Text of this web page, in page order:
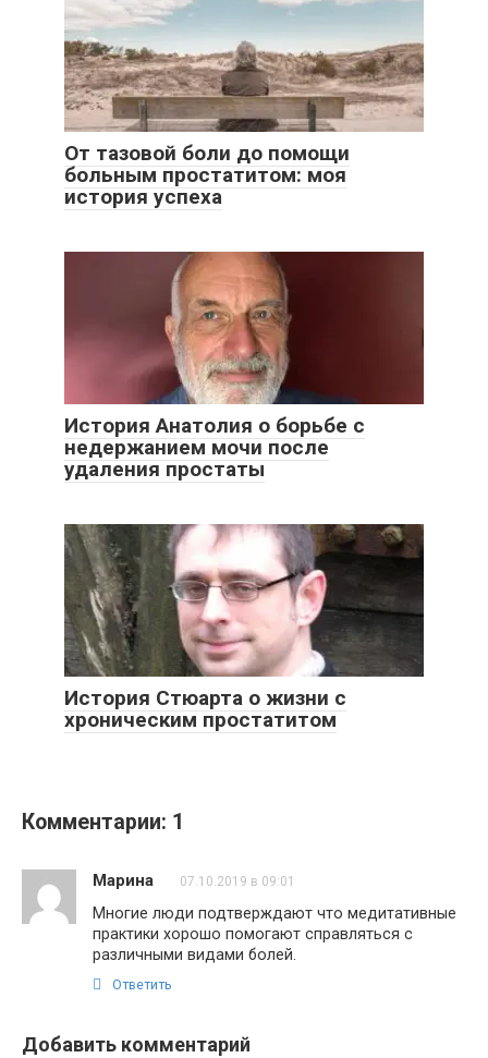
От тазовой боли до помощи
больным простатитом: моя
история успеха
История Анатолия о борьбе с
недержанием мочи после
удаления простаты
История Стюарта о жизни с
хроническим простатитом
Комментарии: 1
Марина 07.10.2019 в 09:01
Многие люди подтверждают что медитативные
практики хорошо помогают справляться с
различными видами болей.
Ответить
Добавить комментарий